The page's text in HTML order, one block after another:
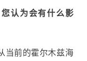
认为会有什么影
当前的霍尔木兹海